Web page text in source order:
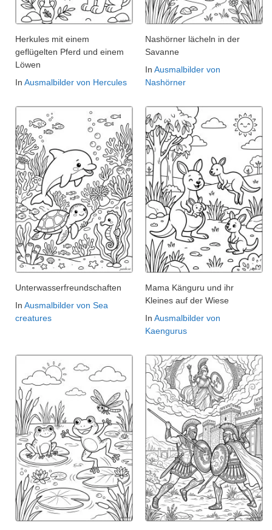
Herkules mit einem
geflügelten Pferd und einem
Löwen
In Ausmalbilder von Hercules
Nashörner lächeln in der
Savanne
In Ausmalbilder von
Nashörner
Unterwasserfreundschaften
In Ausmalbilder von Sea
creatures
Mama Känguru und ihr
Kleines auf der Wiese
In Ausmalbilder von
Kaengurus